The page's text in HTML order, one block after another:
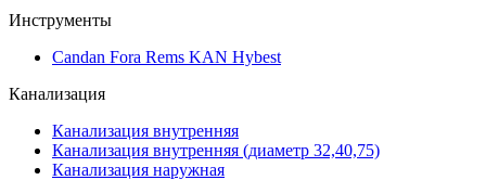
Инструменты
Candan Fora Rems KAN Hybest
Канализация
Канализация внутренняя
Канализация внутренняя (диаметр 32,40,75)
Канализация наружная